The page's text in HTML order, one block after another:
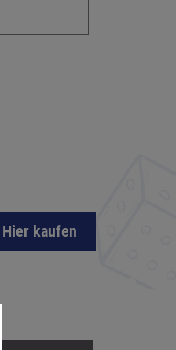
Hier kaufen